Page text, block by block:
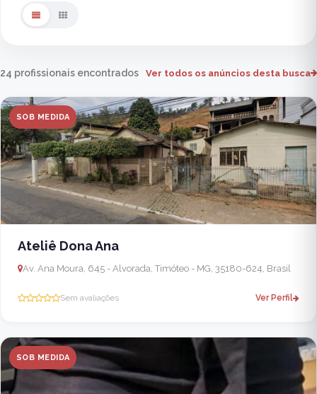
24 profissionais encontrados Ver todos os anúncios desta busca
SOB MEDIDA
Ateliê Dona Ana
Av. Ana Moura, 645 - Alvorada, Timóteo - MG, 35180-624, Brasil
Sem avaliações Ver Perfil
SOB MEDIDA